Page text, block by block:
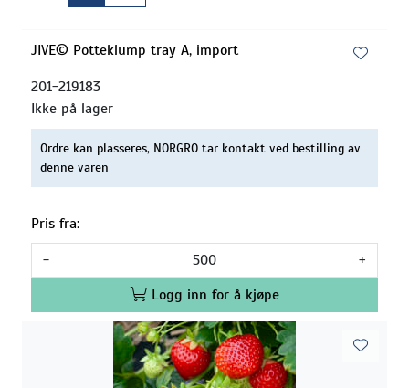
JIVE© Potteklump tray A, import
201-219183
Ikke på lager
Ordre kan plasseres, NORGRO tar kontakt ved bestilling av
denne varen
Pris fra:
-
+
Logg inn for å kjøpe